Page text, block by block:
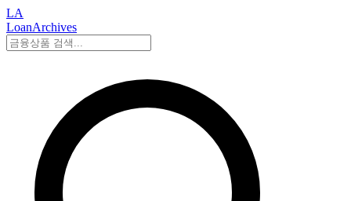
LA
LoanArchives